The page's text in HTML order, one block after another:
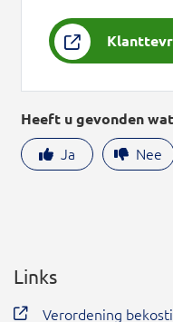
Heeft u gevonden
Ja Nee
Links
Verordening